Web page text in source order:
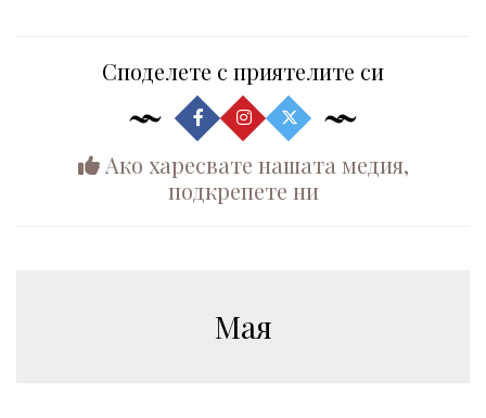
Споделете с приятелите си
Ако харесвате нашата медия,
подкрепете ни
Мая